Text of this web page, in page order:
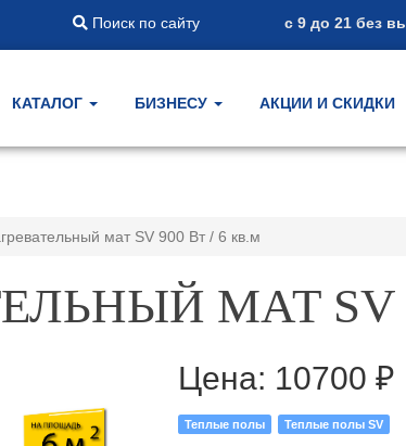
Поиск по сайту с 9 до 21 без
КАТАЛОГ БИЗНЕСУ АКЦИИ И СКИДКИ
мат SV 900 Вт / 6 кв.м
МАТ SV
Цена: 10700 ₽
Теплые полы Теплые полы SV